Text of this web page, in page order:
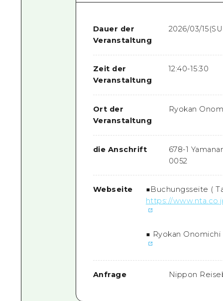
Dauer der
Veranstaltung
2026/03/
Zeit der
Veranstaltung
12:40-15:30
Ort der
Veranstaltung
Ryokan
die Anschrift
678-1
0052
Webseite ■Buchungsseite (
https://
■ Ryokan
Anfrage Nippon